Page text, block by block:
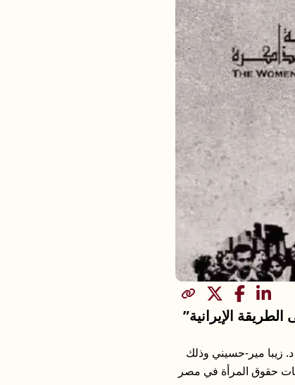
الإيرانية”
مشاركة
زيبا مير-حسيني وذلك
منظمات حقوق المرأة في مصر